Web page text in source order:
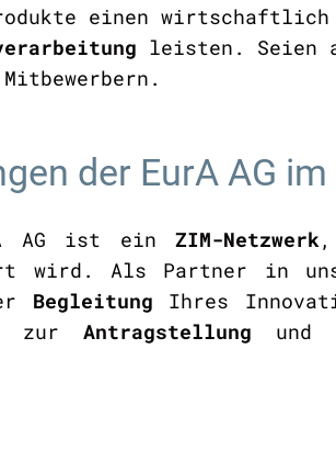
einen
leisten. Seien
der EurA AG
AG ist einZIM-Netzwerk,
wird. Als Partner in
Begleitung Ihres
zur Antragstellung und